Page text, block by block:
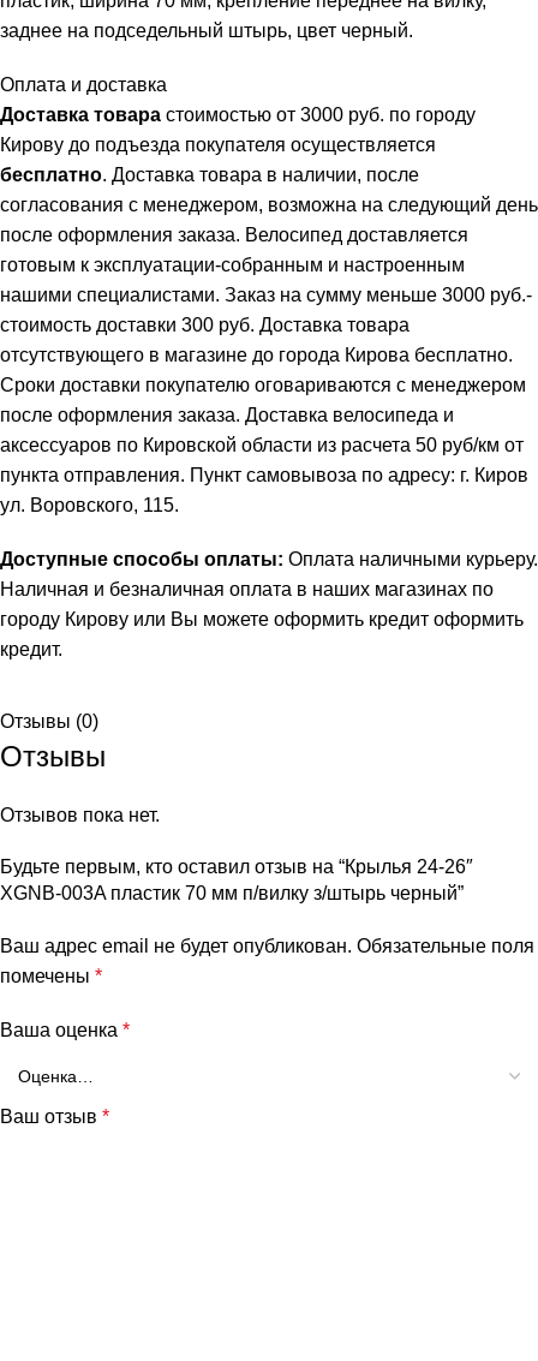
заднее на подседельный штырь, цвет черный.
Оплата и доставка
Доставка товара стоимостью от 3000 руб. по городу
Кирову до подъезда покупателя осуществляется
бесплатно. Доставка товара в наличии, после
согласования с менеджером, возможна на следующий день
после оформления заказа. Велосипед доставляется
готовым к эксплуатации-собранным и настроенным
нашими специалистами. Заказ на сумму меньше 3000 руб.-
стоимость доставки 300 руб. Доставка товара
отсутствующего в магазине до города Кирова бесплатно.
Сроки доставки покупателю оговариваются с менеджером
после оформления заказа. Доставка велосипеда и
аксессуаров по Кировской области из расчета 50 руб/км от
пункта отправления. Пункт самовывоза по адресу: г. Киров
ул. Воровского, 115.
Доступные способы оплаты: Оплата наличными курьеру.
Наличная и безналичная оплата в наших магазинах по
городу Кирову или Вы можете оформить кредит оформить
кредит.
Отзывы (0)
Отзывы
Отзывов пока нет.
Будьте первым, кто оставил отзыв на “Крылья 24-26″
XGNB-003A пластик 70 мм п/вилку з/штырь черный”
Ваш адрес email не будет опубликован. Обязательные поля
помечены *
Ваша оценка *
Ваш отзыв *